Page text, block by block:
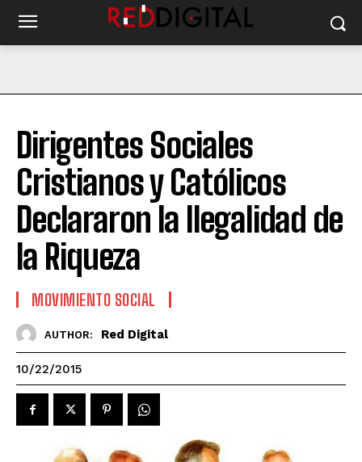
Dirigentes Sociales
Cristianos y Católicos
Declararon la Ilegalidad de
la Riqueza
MOVIMIENTO SOCIAL
AUTHOR: Red Digital
10/22/2015